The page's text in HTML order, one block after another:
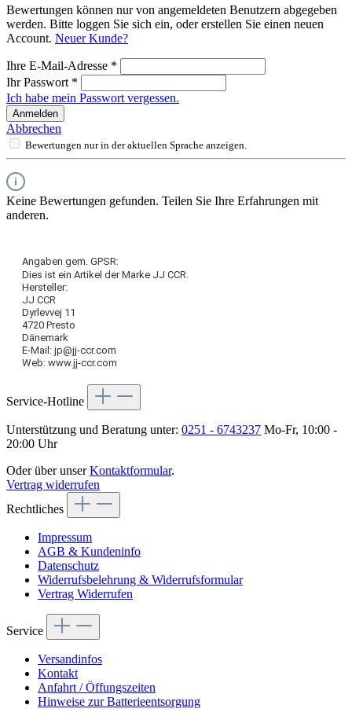
Bewertungen können nur von angemeldeten Benutzern abgegeben
werden. Bitte loggen Sie sich ein, oder erstellen Sie einen neuen
Account. Neuer Kunde?
Ihre E-Mail-Adresse *
Ihr Passwort *
Ich habe mein Passwort vergessen.
Anmelden
Abbrechen
Bewertungen nur in der aktuellen Sprache anzeigen.
Keine Bewertungen gefunden. Teilen Sie Ihre Erfahrungen mit
anderen.
Angaben gem. GPSR:
Dies ist ein Artikel der Marke JJ CCR.
Hersteller:
JJ CCR
Dyrlevvej 11
4720 Presto
Dänemark
E-Mail: jp@jj-ccr.com
Web: www.jj-ccr.com
Service-Hotline
Unterstützung und Beratung unter: 0251 - 6743237 Mo-Fr, 10:00 -
20:00 Uhr
Oder über unserKontaktformular.
Vertrag widerrufen
Rechtliches
Impressum
AGB & Kundeninfo
Datenschutz
Widerrufsbelehrung & Widerrufsformular
Vertrag Widerrufen
Service
Versandinfos
Kontakt
Anfahrt / Öffungszeiten
Hinweise zur Batterieentsorgung